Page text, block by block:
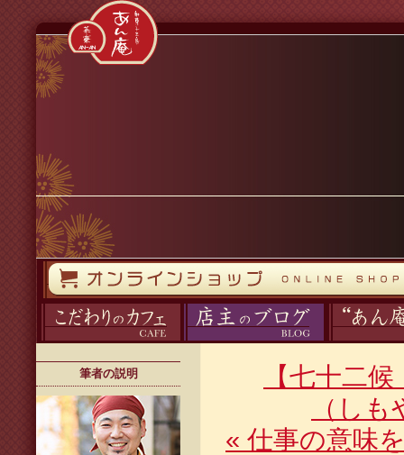
筆者の説明
【七十二
（し
« 仕事の意味